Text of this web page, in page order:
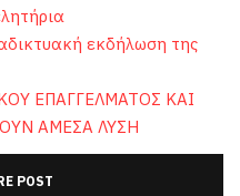
εκδήλωση της
ΕΠΑΓΓΕΛΜΑΤΟΣ ΚΑΙ
ΑΜΕΣΑ ΛΥΣΗ
POST